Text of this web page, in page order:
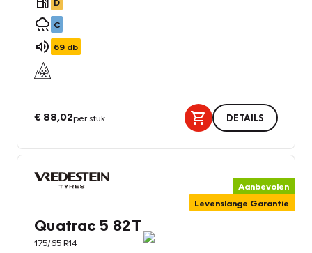
C
69 db
€ 88,02per stuk DETAILS
Aanbevolen
Levenslange Garantie
Quatrac 5 82T
175/65 R14